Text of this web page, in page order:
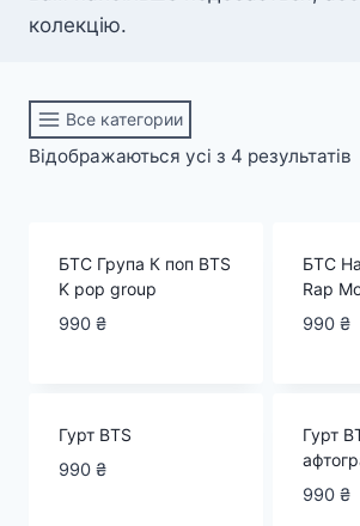
колекцію.
Все категории
Відображаються усі з 4 результатів
БТС Група К поп BTS
K pop group
990 ₴
БТС
Rap
990 ₴
Гурт BTS
990 ₴
Гурт
990 ₴